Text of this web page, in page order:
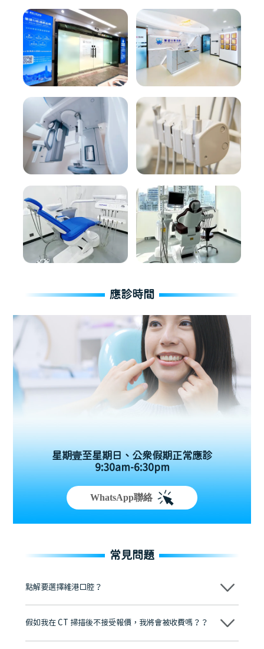
應診時間
星期壹至星期日、公眾假期正常應診
9:30am-6:30pm
WhatsApp聯絡
常見問題
點解要選擇維港口腔？
維港口腔踐行「醫道濟世」的大學校訓，各分院匯聚來自香港、內地的
牌」、「2025香港企業領袖品牌」，是諾貝爾種植系統全球放心植牙中
至今已服務超過三十個國家和地區的顧客，受到粵港澳大灣區及周邊城
假如我在 CT 掃描後不接受報價，我將會被收費嗎？？
不會！只要未開始實際服務之前，你不會被收取任何費用。